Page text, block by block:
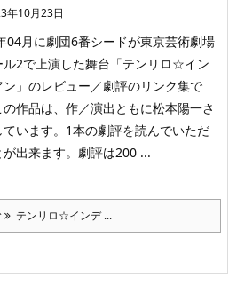
年10月23日
04月に劇団6番シードが東京芸術劇場
ル2で上演した舞台「テンリロ☆イン
ン」のレビュー／劇評のリンク集で
作品は、作／演出ともに松本陽一さ
ています。1本の劇評を読んでいただ
が出来ます。劇評は200 ...
テンリロ☆インデ ...